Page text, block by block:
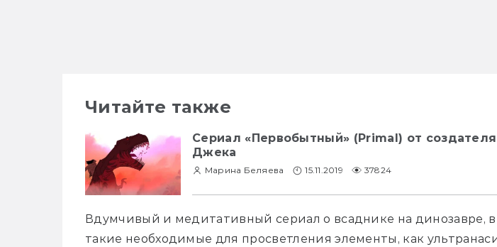
Читайте также
Сериал «Первобытный» (Primal) от
Джека
Марина Беляева 15.11.2019 37824
Вдумчивый и медитативный сериал о всаднике на динозавре,
такие необходимые для просветления элементы, как